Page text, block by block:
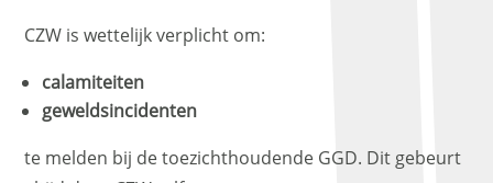
CZW is wettelijk verplicht om:
calamiteiten
geweldsincidenten
te melden bij de toezichthoudende GGD. Dit gebeurt